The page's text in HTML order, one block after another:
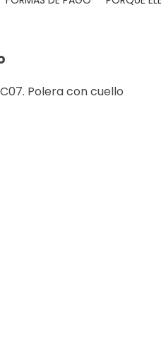
Polera con cuello